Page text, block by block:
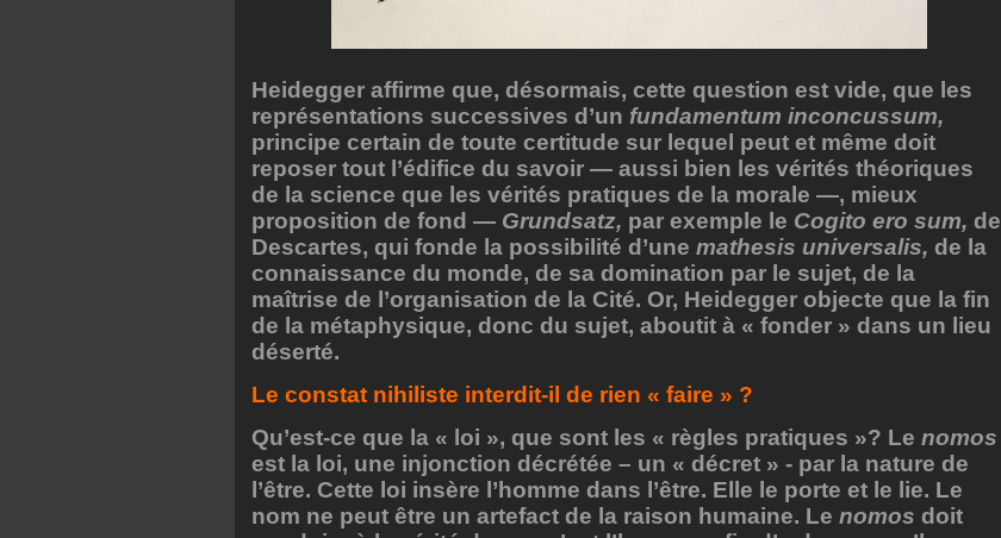
Heidegger affirme que, désormais, cette question est vide, que les
représentations successives d’un fundamentum inconcussum,
principe certain de toute certitude sur lequel peut et même doit
reposer tout l’édifice du savoir — aussi bien les vérités théoriques
de la science que les vérités pratiques de la morale —, mieux
proposition de fond — Grundsatz, par exemple le Cogito ero sum, de
Descartes, qui fonde la possibilité d’une mathesis universalis, de la
connaissance du monde, de sa domination par le sujet, de la
maîtrise de l’organisation de la Cité. Or, Heidegger objecte que la fin
de la métaphysique, donc du sujet, aboutit à « fonder » dans un lieu
déserté.
Le constat nihiliste interdit-il de rien « faire » ?
Qu’est-ce que la « loi », que sont les « règles pratiques »? Le nomos
est la loi, une injonction décrétée – un « décret » - par la nature de
l’être. Cette loi insère l’homme dans l’être. Elle le porte et le lie. Le
nom ne peut être un artefact de la raison humaine. Le nomos doit